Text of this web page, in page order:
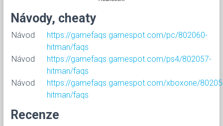
Návody, cheaty
Návod
https://gamefaqs.gamespot.com/pc/802060-
hitman/faqs
Návod
https://gamefaqs.gamespot.com/ps4/802057-
hitman/faqs
Návod
https://gamefaqs.gamespot.com/xboxone/
hitman/faqs
Recenze